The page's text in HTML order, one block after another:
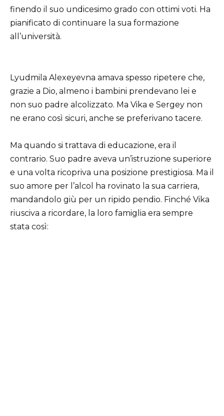
finendo il suo undicesimo grado con ottimi voti. Ha
pianificato di continuare la sua formazione
all’università.
Lyudmila Alexeyevna amava spesso ripetere che,
grazie a Dio, almeno i bambini prendevano lei e
non suo padre alcolizzato. Ma Vika e Sergey non
ne erano così sicuri, anche se preferivano tacere.
Ma quando si trattava di educazione, era il
contrario. Suo padre aveva un’istruzione superiore
e una volta ricopriva una posizione prestigiosa. Ma il
suo amore per l’alcol ha rovinato la sua carriera,
mandandolo giù per un ripido pendio. Finché Vika
riusciva a ricordare, la loro famiglia era sempre
stata così: